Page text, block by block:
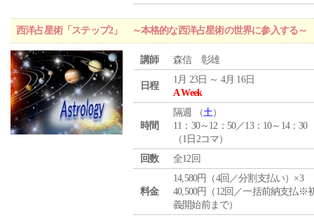
西洋占星術「ステップ2」 ～本格的な西洋占星術の世界に参入する～
講師 森信 彰雄
日程
1月 23日 ～ 4月 16日
A Week
時間
隔週 （土）
11：30～12：50／13：10～14：30
（1日2コマ）
回数
全12回
料金
14,580円（4回／分割支払い）×3
40,500円（12回／一括前納支払※
義開始前まで）